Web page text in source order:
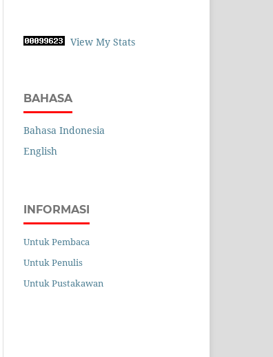
View My Stats
BAHASA
Bahasa Indonesia
English
INFORMASI
Untuk Pembaca
Untuk Penulis
Untuk Pustakawan